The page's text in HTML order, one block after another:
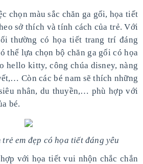
chọn màu sắc chăn ga gối, họa tiết
sở thích và tính cách của trẻ. Với
thường có họa tiết trang trí đáng
thể lựa chọn bộ chăn ga gối có họa
hello kitty, công chúa disney, nàng
Còn các bé nam sẽ thích những
nhân, du thuyền,… phù hợp với
bé.
em đẹp có họa tiết đáng yêu
với họa tiết vui nhộn chắc chắn